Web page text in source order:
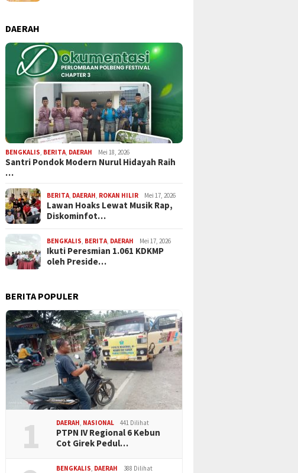
Juli 2, 2026
Perkuat Sinergi Hadiri
Upacara Hari Bhayangkara
ke-80 Polres Rokan Hulu
Hujan Deras, Grand Final
Bujang Dara Rohul 2026
Akhirnya Sukses Digelar
DAERAH
BENGKALIS BERITA DAERAH Mei 18, 2026
Santri Pondok Modern Nurul Hidayah Raih
…
BERITA DAERAH ROKAN HILIR Mei 17, 2026
Lawan Hoaks Lewat Musik Rap,
Diskominfot…
BENGKALIS BERITA DAERAH Mei 17, 2026
Ikuti Peresmian 1.061 KDKMP
oleh Preside…
BERITA POPULER
1 DAERAH, NASIONAL 441 Dilihat
PTPN IV Regional 6 Kebun
Cot Girek Pedul…
BENGKALIS, DAERAH 388 Dilihat